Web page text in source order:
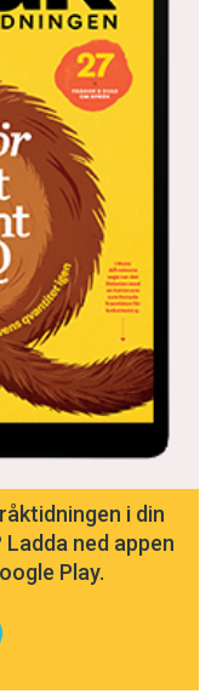
i din
ned appen
Play.